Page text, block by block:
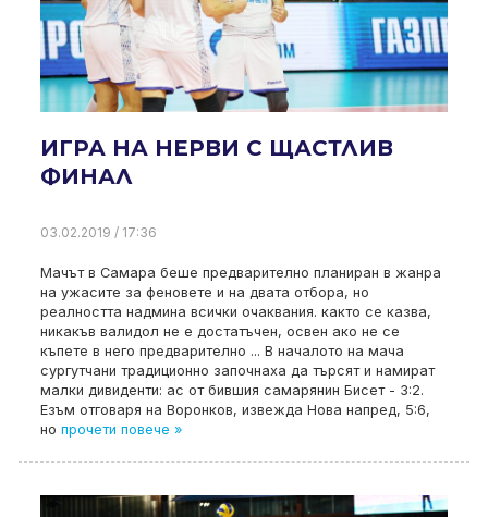
ИГРА НА НЕРВИ С ЩАСТЛИВ
ФИНАЛ
03.02.2019 / 17:36
Мачът в Самара беше предварително планиран в жанра
на ужасите за феновете и на двата отбора, но
реалността надмина всички очаквания. както се казва,
никакъв валидол не е достатъчен, освен ако не се
къпете в него предварително ... В началото на мача
сургутчани традиционно започнаха да търсят и намират
малки дивиденти: ас от бившия самарянин Бисет - 3:2.
Езъм отговаря на Воронков, извежда Нова напред, 5:6,
но прочети повече »